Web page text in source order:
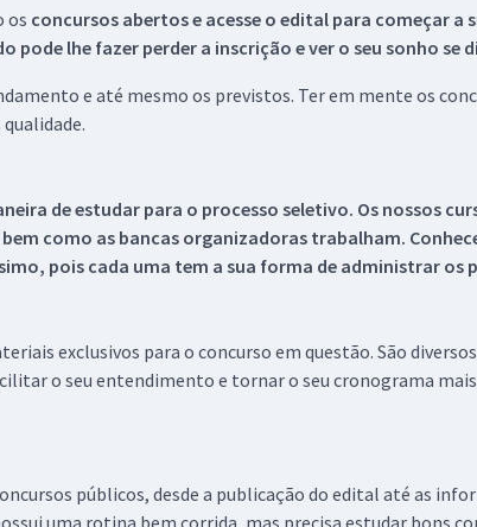
os concursos abertos e acesse o edital para começar
lhe fazer perder a inscrição e ver o seu sonho se
e até mesmo os previstos. Ter em mente os
de estudar para o processo seletivo. Os nossos
como as bancas organizadoras trabalham.
pois cada uma tem a sua forma de administrar os
exclusivos para o concurso em questão. São
o seu entendimento e tornar o seu cronograma
públicos, desde a publicação do edital até as
uma rotina bem corrida, mas precisa estudar bons